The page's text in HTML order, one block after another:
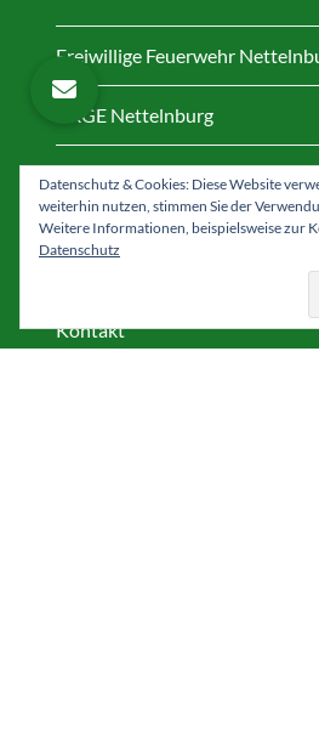
Freiwillige Feuerwehr
ARGE Nettelnburg
Service
Kontakt
Datenschutz & Cookies: Diese Website
weiterhin nutzen, stimmen Sie der
Weitere Informationen, beispielsweise zur
Datenschutz